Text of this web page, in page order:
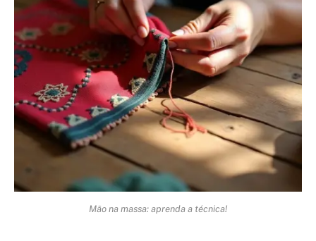
Mão na massa: aprenda a técnica!